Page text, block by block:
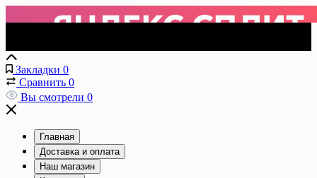
Закладки 0
Сравнить 0
Вы смотрели 0
Главная
Доставка и оплата
Наш магазин